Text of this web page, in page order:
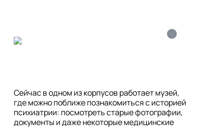
i
Сейчас в одном из корпусов работает музей,
где можно поближе познакомиться с историей
психиатрии: посмотреть старые фотографии,
документы и даже некоторые медицинские